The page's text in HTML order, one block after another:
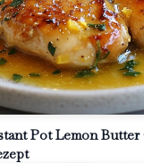
Pot Lemon Butter